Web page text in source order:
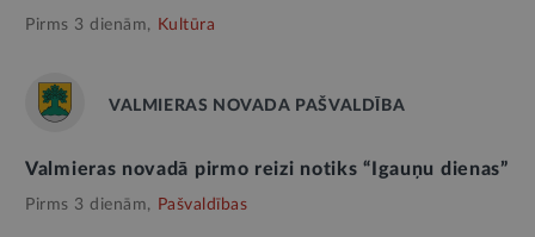
Pirms 3 dienām, Kultūra
VALMIERAS NOVADA PAŠVALDĪBA
Valmieras novadā pirmo reizi notiks “Igauņu dienas”
Pirms 3 dienām, Pašvaldības